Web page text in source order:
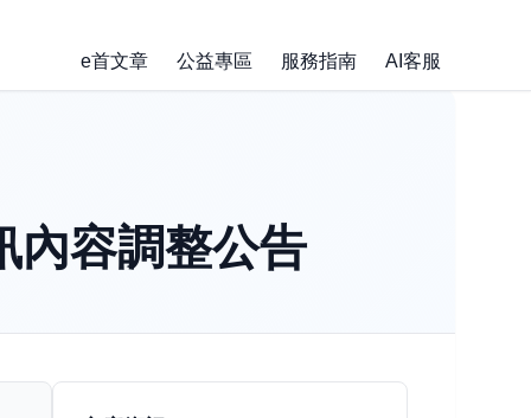
e首文章 公益專區 服務指南 AI客服
內容調整公告